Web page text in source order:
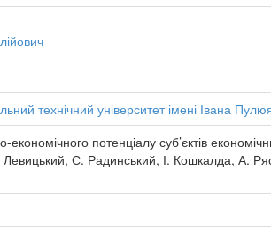
технічний університет імені Івана
потенціалу суб’єктів
С. Радинський, І. Кошкалда, А.